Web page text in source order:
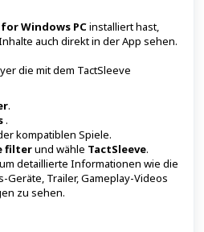
Windows PCinstalliert hast,
auch direkt in der App sehen.
die mit dem TactSleeve
.
.
kompatiblen Spiele.
filterund wähle TactSleeve.
detaillierte Informationen wie die
Trailer, Gameplay-Videos
zu sehen.